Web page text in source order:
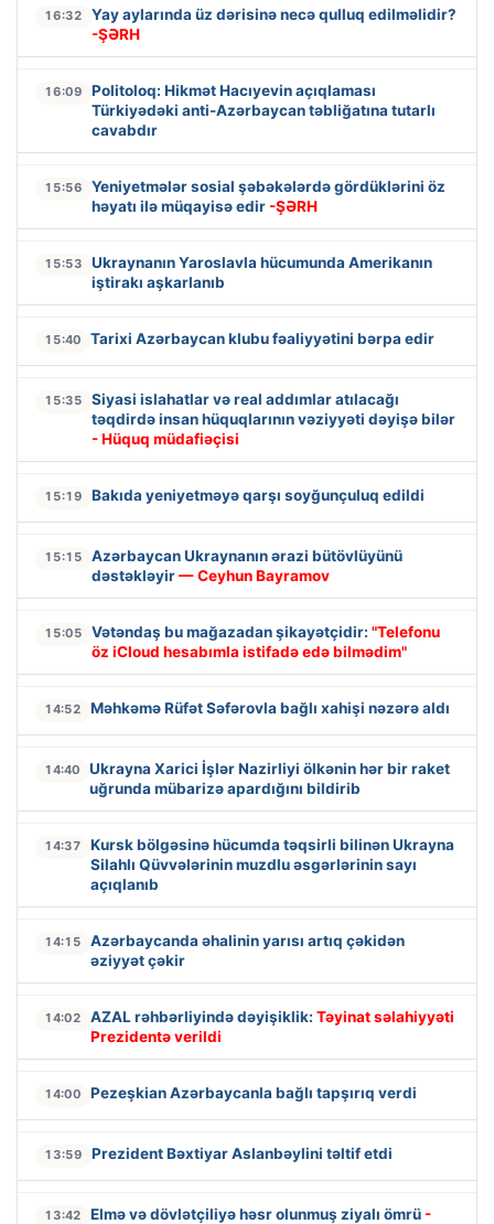
16:32
Yay aylarında üz dərisinə necə qulluq edilməlidir?
-ŞƏRH
16:09
Politoloq: Hikmət Hacıyevin açıqlaması
Türkiyədəki anti-Azərbaycan təbliğatına tutarlı
cavabdır
15:56
Yeniyetmələr sosial şəbəkələrdə gördüklərini öz
həyatı ilə müqayisə edir -ŞƏRH
15:53
Ukraynanın Yaroslavla hücumunda Amerikanın
iştirakı aşkarlanıb
15:40 Tarixi Azərbaycan klubu fəaliyyətini bərpa edir
15:35
Siyasi islahatlar və real addımlar atılacağı
təqdirdə insan hüquqlarının vəziyyəti dəyişə bilər
- Hüquq müdafiəçisi
15:19 Bakıda yeniyetməyə qarşı soyğunçuluq edildi
15:15
Azərbaycan Ukraynanın ərazi bütövlüyünü
dəstəkləyir— Ceyhun Bayramov
15:05 Vətəndaş bu mağazadan şikayətçidir: "Telefonu
öz iCloud hesabımla istifadə edə bilmədim"
14:52 Məhkəmə Rüfət Səfərovla bağlı xahişi nəzərə aldı
14:40
Ukrayna Xarici İşlər Nazirliyi ölkənin hər bir raket
uğrunda mübarizə apardığını bildirib
14:37
Kursk bölgəsinə hücumda təqsirli bilinən Ukrayna
Silahlı Qüvvələrinin muzdlu əsgərlərinin sayı
açıqlanıb
14:15
Azərbaycanda əhalinin yarısı artıq çəkidən
əziyyət çəkir
14:02 AZAL rəhbərliyində dəyişiklik: Təyinat səlahiyyəti
Prezidentə verildi
14:00 Pezeşkian Azərbaycanla bağlı tapşırıq verdi
13:59 Prezident Bəxtiyar Aslanbəylini təltif etdi
13:42 Elmə və dövlətçiliyə həsr olunmuş ziyalı ömrü -